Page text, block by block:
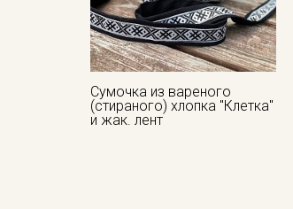
Сумочка из вареного
(стираного) хлопка "Клетка"
и жак. лент